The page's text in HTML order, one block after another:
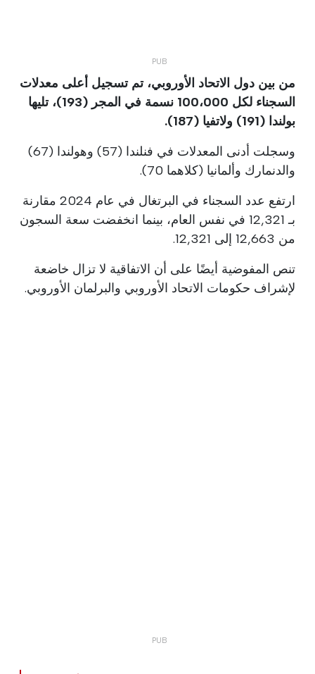
من بين دول الاتحاد الأوروبي، تم تسجيل أعلى معدلات
السجناء لكل 100،000 نسمة في المجر (193)، تليها
بولندا (191) ولاتفيا (187).
وسجلت أدنى المعدلات في فنلندا (57) وهولندا (67)
والدنمارك وألمانيا (كلاهما 70).
ارتفع عدد السجناء في البرتغال في عام 2024 مقارنة
بـ 12,321 في نفس العام، بينما انخفضت سعة السجون
من 12,663 إلى 12,321.
تنص المفوضية أيضًا على أن الاتفاقية لا تزال خاضعة
لإشراف حكومات الاتحاد الأوروبي والبرلمان الأوروبي.